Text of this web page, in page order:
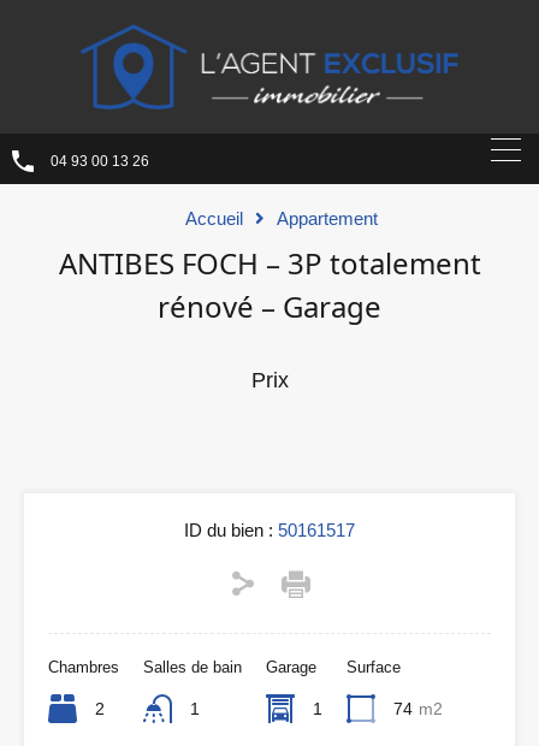
04 93 00 13 26
Accueil Appartement
ANTIBES FOCH – 3P totalement
rénové – Garage
Prix
ID du bien : 50161517
Chambres
2
Salles de bain
1
Garage
1
Surface
74 m2